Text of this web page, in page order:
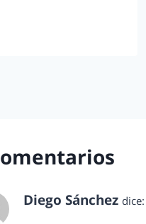
Diego Sánchez dice: